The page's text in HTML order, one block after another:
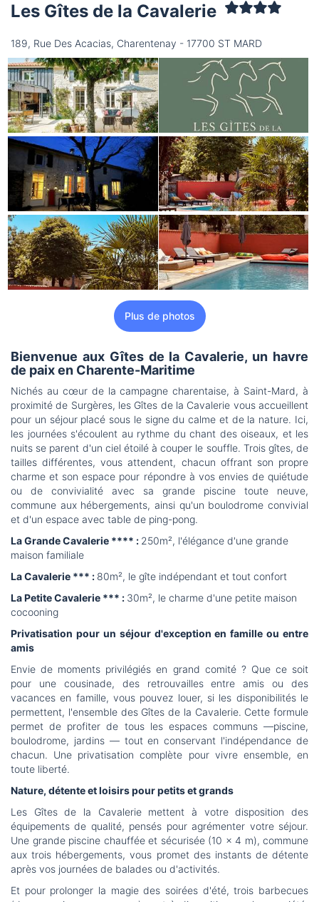
Mercredi
non disponible
Les Gîtes de la Cavalerie
189, Rue Des Acacias, Charentenay - 17700 ST MARD
Plus de photos
Bienvenue aux Gîtes de la Cavalerie, un havre
de paix en Charente-Maritime
Nichés au cœur de la campagne charentaise, à Saint-Mard, à
proximité de Surgères, les Gîtes de la Cavalerie vous accueillent
pour un séjour placé sous le signe du calme et de la nature. Ici,
les journées s'écoulent au rythme du chant des oiseaux, et les
nuits se parent d'un ciel étoilé à couper le souffle. Trois gîtes, de
tailles différentes, vous attendent, chacun offrant son propre
charme et son espace pour répondre à vos envies de quiétude
ou de convivialité avec sa grande piscine toute neuve,
commune aux hébergements, ainsi qu'un boulodrome convivial
et d'un espace avec table de ping-pong.
La Grande Cavalerie **** : 250m², l'élégance d'une grande
maison familiale
La Cavalerie *** : 80m², le gîte indépendant et tout confort
La Petite Cavalerie *** : 30m², le charme d'une petite maison
cocooning
Privatisation pour un séjour d'exception en famille ou entre
amis
Envie de moments privilégiés en grand comité ? Que ce soit
pour une cousinade, des retrouvailles entre amis ou des
vacances en famille, vous pouvez louer, si les disponibilités le
permettent, l'ensemble des Gîtes de la Cavalerie. Cette formule
permet de profiter de tous les espaces communs —piscine,
boulodrome, jardins — tout en conservant l'indépendance de
chacun. Une privatisation complète pour vivre ensemble, en
toute liberté.
Nature, détente et loisirs pour petits et grands
Les Gîtes de la Cavalerie mettent à votre disposition des
équipements de qualité, pensés pour agrémenter votre séjour.
Une grande piscine chauffée et sécurisée (10 x 4 m), commune
aux trois hébergements, vous promet des instants de détente
après vos journées de balades ou d'activités.
Et pour prolonger la magie des soirées d'été, trois barbecues